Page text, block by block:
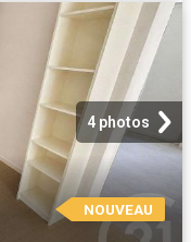
4 photos
NOUVEAU